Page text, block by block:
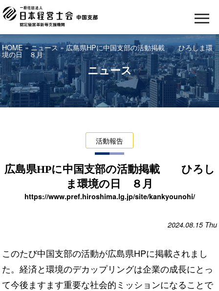
HOME»ニュース» 広島県HPに中国支部の活動掲載 ひろしま環
境の日 ８月
ニュース
活動報告
広島県HPに中国支部の活動掲載 ひろし
ま環境の日 ８月
https://www.pref.hiroshima.lg.jp/site/kankyounohi/
2024.08.15 Thu
このたび中国支部の活動が広島県HPに掲載されまし
た。経済と環境のデカップリングは企業の成長にとっ
て今後ますます重要な社会的ミッションになることで